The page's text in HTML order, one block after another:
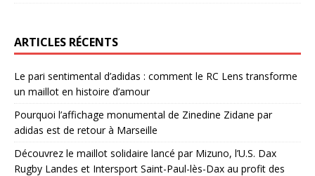
ARTICLES RÉCENTS
Le pari sentimental d’adidas : comment le RC Lens transforme
un maillot en histoire d’amour
Pourquoi l’affichage monumental de Zinedine Zidane par
adidas est de retour à Marseille
Découvrez le maillot solidaire lancé par Mizuno, l’U.S. Dax
Rugby Landes et Intersport Saint-Paul-lès-Dax au profit des